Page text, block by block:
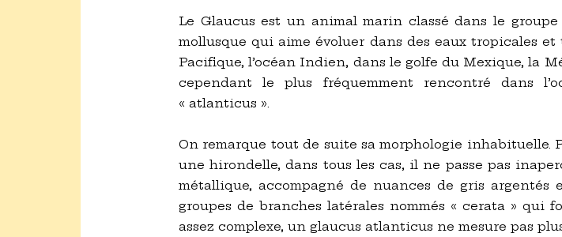
Le Glaucus est un animal marin classé dans le
mollusque qui aime évoluer dans des eaux tropicales et
Pacifique, l’océan Indien, dans le golfe du Mexique, la
cependant le plus fréquemment rencontré dans
« atlanticus ».
On remarque tout de suite sa morphologie inhabituelle.
une hirondelle, dans tous les cas, il ne passe pas
métallique, accompagné de nuances de gris
groupes de branches latérales nommés « cerata » qui
assez complexe, un glaucus atlanticus ne mesure pas